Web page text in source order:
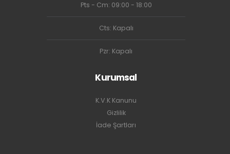
Pts - Cm: 09:00 - 18:00
Cts: Kapalı
Pzr: Kapalı
Kurumsal
K.V.K Kanunu
Gizlilik
İade Şartları